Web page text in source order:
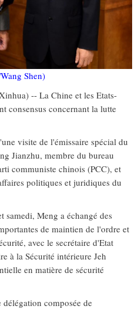
Shen)
-- La Chine et les Etats-
consensus concernant la lutte
visite de l'émissaire spécial du
Jianzhu, membre du bureau
communiste chinois (PCC), et
politiques et juridiques du
samedi, Meng a échangé des
de maintien de l'ordre et
avec le secrétaire d'Etat
à la Sécurité intérieure Jeh
en matière de sécurité
composée de